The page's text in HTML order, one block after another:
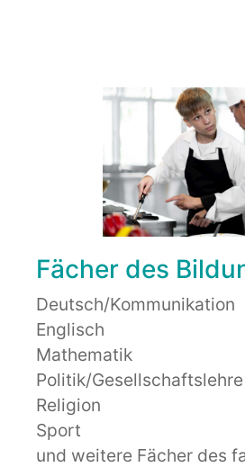
Fächer des
Deutsch/Kommunikation
Englisch
Mathematik
Politik/Gesellschaftslehre
Religion
Sport
und weitere Fächer des